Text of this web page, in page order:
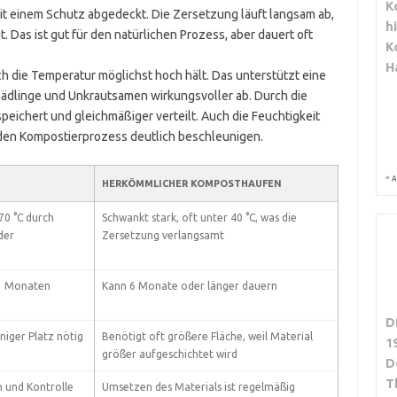
Schutz abgedeckt. Die Zersetzung läuft langsam ab,
Das ist gut für den natürlichen Prozess, aber dauert oft
die Temperatur möglichst hoch hält. Das unterstützt eine
und Unkrautsamen wirkungsvoller ab. Durch die
und gleichmäßiger verteilt. Auch die Feuchtigkeit
Kompostierprozess deutlich beschleunigen.
HERKÖMMLICHER KOMPOSTHAUFEN
°C durch
Schwankt stark, oft unter 40 °C, was die
Zersetzung verlangsamt
Monaten Kann 6 Monate oder länger dauern
Platz nötig
Benötigt oft größere Fläche, weil Material
größer aufgeschichtet wird
und Kontrolle Umsetzen des Materials ist regelmäßig
*